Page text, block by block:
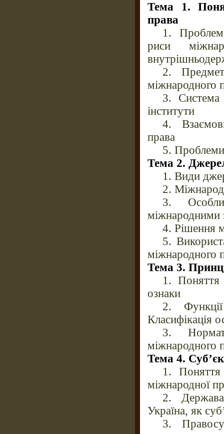
Тема 1.
права
1.
риси
2.
міжнародного
3. Система
інститути
4.
права
5.
Тема 2.
1. Види
2.
3.
міжнародними
4. Рішення
5.
міжнародного
Тема 3.
1. Поняття
ознаки
2.
Класифікація
3.
міжнародного
Тема 4.
1. Поняття
міжнародної
2.
Україна, як
3.